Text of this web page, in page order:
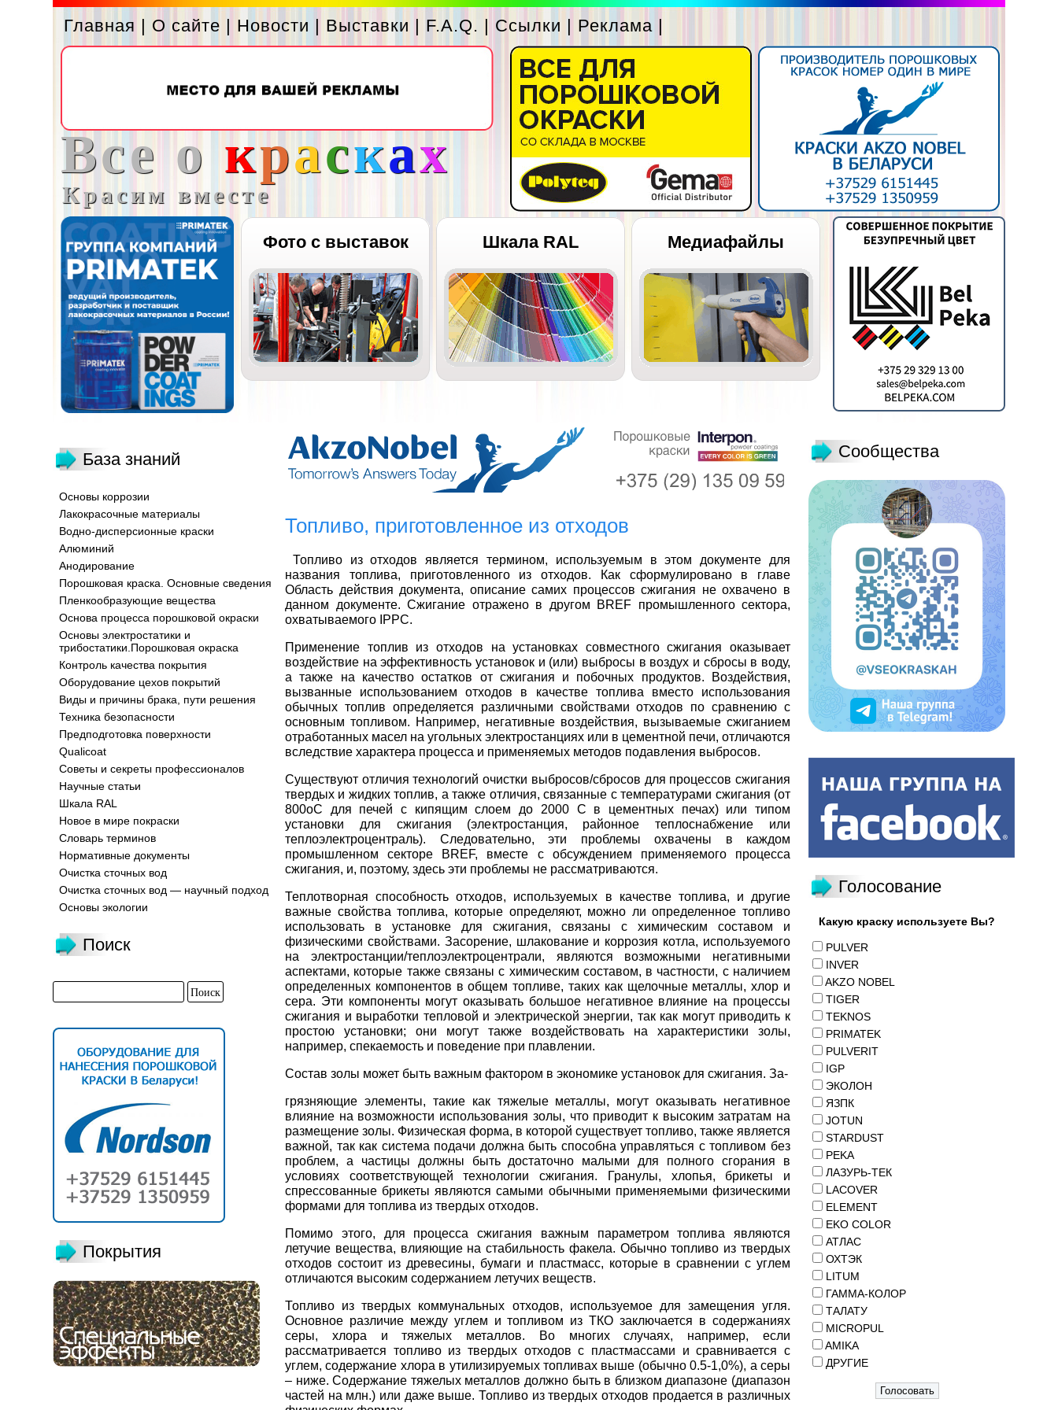
Главная | О сайте | Новости | Выставки | F.A.Q. | Ссылки | Реклама |
Все о красках
Красим вместе
Фото с выставок Шкала RAL Медиафайлы
База знаний
Основы коррозии
Лакокрасочные материалы
Водно-дисперсионные краски
Алюминий
Анодирование
Порошковая краска. Основные сведения
Пленкообразующие вещества
Основа процесса порошковой окраски
Основы электростатики и
трибостатики.Порошковая окраска
Контроль качества покрытия
Оборудование цехов покрытий
Виды и причины брака, пути решения
Техника безопасности
Предподготовка поверхности
Qualicoat
Советы и секреты профессионалов
Научные статьи
Шкала RAL
Новое в мире покраски
Словарь терминов
Нормативные документы
Очистка сточных вод
Очистка сточных вод — научный подход
Основы экологии
Поиск
Покрытия
Топливо, приготовленное из отходов
Топливо из отходов является термином, используемым в этом документе для
названия топлива, приготовленного из отходов. Как сформулировано в главе
Область действия документа, описание самих процессов сжигания не охвачено в
данном документе. Сжигание отражено в другом BREF промышленного сектора,
охватываемого IPPC.
Применение топлив из отходов на установках совместного сжигания оказывает
воздействие на эффективность установок и (или) выбросы в воздух и сбросы в воду,
а также на качество остатков от сжигания и побочных продуктов. Воздействия,
вызванные использованием отходов в качестве топлива вместо использования
обычных топлив определяется различными свойствами отходов по сравнению с
основным топливом. Например, негативные воздействия, вызываемые сжиганием
отработанных масел на угольных электростанциях или в цементной печи, отличаются
вследствие характера процесса и применяемых методов подавления выбросов.
Существуют отличия технологий очистки выбросов/сбросов для процессов сжигания
твердых и жидких топлив, а также отличия, связанные с температурами сжигания (от
800оС для печей с кипящим слоем до 2000 С в цементных печах) или типом
установки для сжигания (электростанция, районное теплоснабжение или
теплоэлектроцентраль). Следовательно, эти проблемы охвачены в каждом
промышленном секторе BREF, вместе с обсуждением применяемого процесса
сжигания, и, поэтому, здесь эти проблемы не рассматриваются.
Теплотворная способность отходов, используемых в качестве топлива, и другие
важные свойства топлива, которые определяют, можно ли определенное топливо
использовать в установке для сжигания, связаны с химическим составом и
физическими свойствами. Засорение, шлакование и коррозия котла, используемого
на электростанции/теплоэлектроцентрали, являются возможными негативными
аспектами, которые также связаны с химическим составом, в частности, с наличием
определенных компонентов в общем топливе, таких как щелочные металлы, хлор и
сера. Эти компоненты могут оказывать большое негативное влияние на процессы
сжигания и выработки тепловой и электрической энергии, так как могут приводить к
простою установки; они могут также воздействовать на характеристики золы,
например, спекаемость и поведение при плавлении.
Состав золы может быть важным фактором в экономике установок для сжигания. За-
грязняющие элементы, такие как тяжелые металлы, могут оказывать негативное
влияние на возможности использования золы, что приводит к высоким затратам на
размещение золы. Физическая форма, в которой существует топливо, также является
важной, так как система подачи должна быть способна управляться с топливом без
проблем, а частицы должны быть достаточно малыми для полного сгорания в
условиях соответствующей технологии сжигания. Гранулы, хлопья, брикеты и
спрессованные брикеты являются самыми обычными применяемыми физическими
формами для топлива из твердых отходов.
Помимо этого, для процесса сжигания важным параметром топлива являются
летучие вещества, влияющие на стабильность факела. Обычно топливо из твердых
отходов состоит из древесины, бумаги и пластмасс, которые в сравнении с углем
отличаются высоким содержанием летучих веществ.
Топливо из твердых коммунальных отходов, используемое для замещения угля.
Основное различие между углем и топливом из ТКО заключается в содержаниях
серы, хлора и тяжелых металлов. Во многих случаях, например, если
рассматривается топливо из твердых отходов с пластмассами и сравнивается с
углем, содержание хлора в утилизируемых топливах выше (обычно 0.5-1,0%), а серы
– ниже. Содержание тяжелых металлов должно быть в близком диапазоне (диапазон
частей на млн.) или даже выше. Топливо из твердых отходов продается в различных
Сообщества
Голосование
Какую краску используете Вы?
PULVER
INVER
AKZO NOBEL
TIGER
TEKNOS
PRIMATEK
PULVERIT
IGP
ЭКОЛОН
ЯЗПК
JOTUN
STARDUST
PEKA
ЛАЗУРЬ-ТЕК
LACOVER
ELEMENT
EKO COLOR
АТЛАС
ОХТЭК
LITUM
ГАММА-КОЛОР
ТАЛАТУ
MICROPUL
AMIKA
ДРУГИЕ